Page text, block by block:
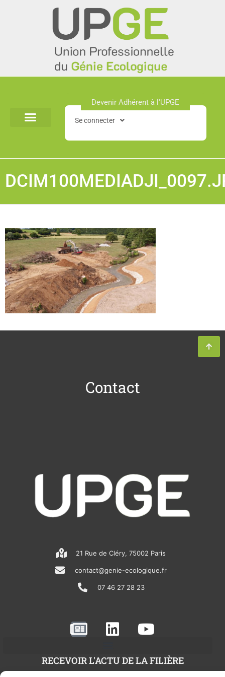
Devenir Adhérent à l'UPGE​
Se connecter
Contact
21 Rue de Cléry, 75002 Paris
contact@genie-ecologique.fr
07 46 27 28 23
N
e
w
s
L
i
n
k
Y
o
u
t
RECEVOIR L'ACTU DE LA FILIÈRE